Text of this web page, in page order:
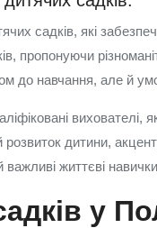
садків, які
пропонуючи
до навчання, але й
вихователі,
дитини,
життєві
у